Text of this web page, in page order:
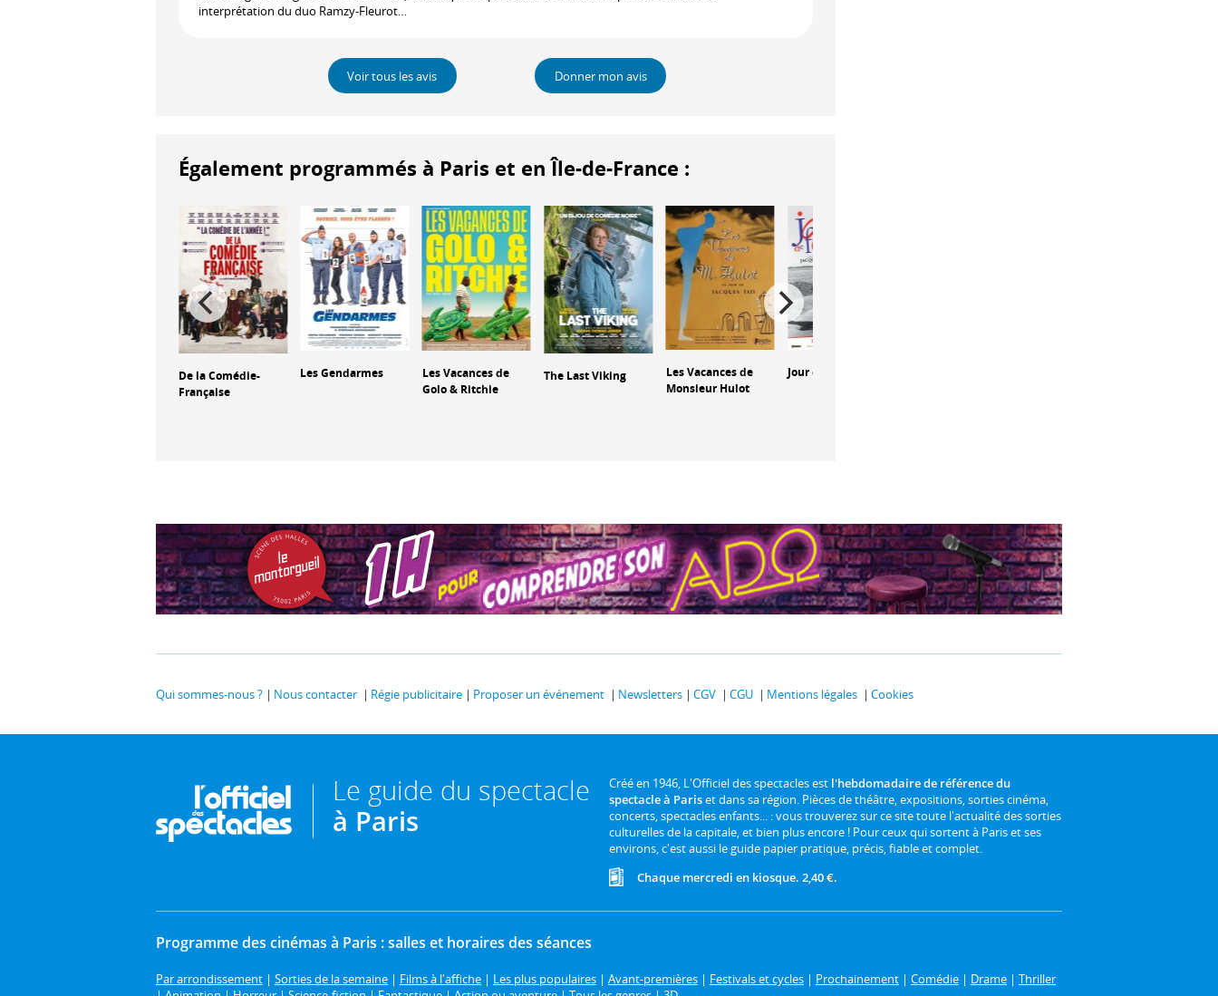
interprétation du duo Ramzy-Fleurot…
Voir tous les avis Donner mon avis
Également programmés à Paris et en Île-de-France :
De la Comédie-
Française
Les Gendarmes
Les Vacances de
Golo & Ritchie
The Last Viking
Les Vacances de
Monsieur Hulot
Jour de fête
Qui sommes-nous ? Nous contacter Régie publicitaire Proposer un événement Newsletters CGV CGU Mentions légales Cookies
Le guide du spectacle
à Paris
Créé en 1946, L'Officiel des spectacles est l'hebdomadaire de référence du
spectacle à Pariset dans sa région. Pièces de théâtre, expositions, sorties cinéma,
concerts, spectacles enfants... : vous trouverez sur ce site toute l'actualité des sorties
culturelles de la capitale, et bien plus encore ! Pour ceux qui sortent à Paris et ses
environs, c'est aussi le guide papier pratique, précis, fiable et complet.
Chaque mercredi en kiosque. 2,40 €.
Programme des cinémas à Paris : salles et horaires des séances
Par arrondissement | Sorties de la semaine | Films à l'affiche | Les plus populaires | Avant-premières | Festivals et cycles | Prochainement | Comédie | Drame | Thriller